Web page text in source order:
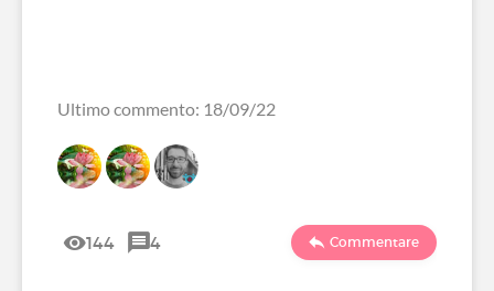
Ultimo commento: 18/09/22
144 4 Commentare